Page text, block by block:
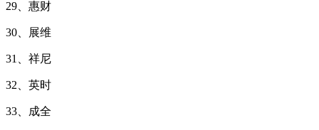
29、惠财
30、展维
31、祥尼
32、英时
33、成全